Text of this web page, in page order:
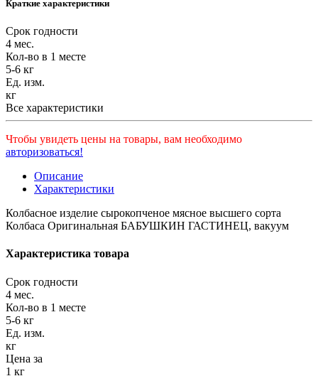
Краткие характеристики
Срок годности
4 мес.
Кол-во в 1 месте
5-6 кг
Ед. изм.
кг
Все характеристики
Чтобы увидеть цены на товары, вам необходимо
авторизоваться!
Описание
Характеристики
Колбасное изделие сырокопченое мясное высшего сорта
Колбаса Оригинальная БАБУШКИН ГАСТИНЕЦ, вакуум
Характеристика товара
Срок годности
4 мес.
Кол-во в 1 месте
5-6 кг
Ед. изм.
кг
Цена за
1 кг